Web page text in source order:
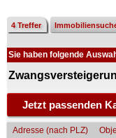
z.B.:15 Frankfurt
Frankfurt/Oder
und6 Frankfurt
nach Kreis
nach
4 Treffer
Sie haben folgende
Adresse (nach PLZ)